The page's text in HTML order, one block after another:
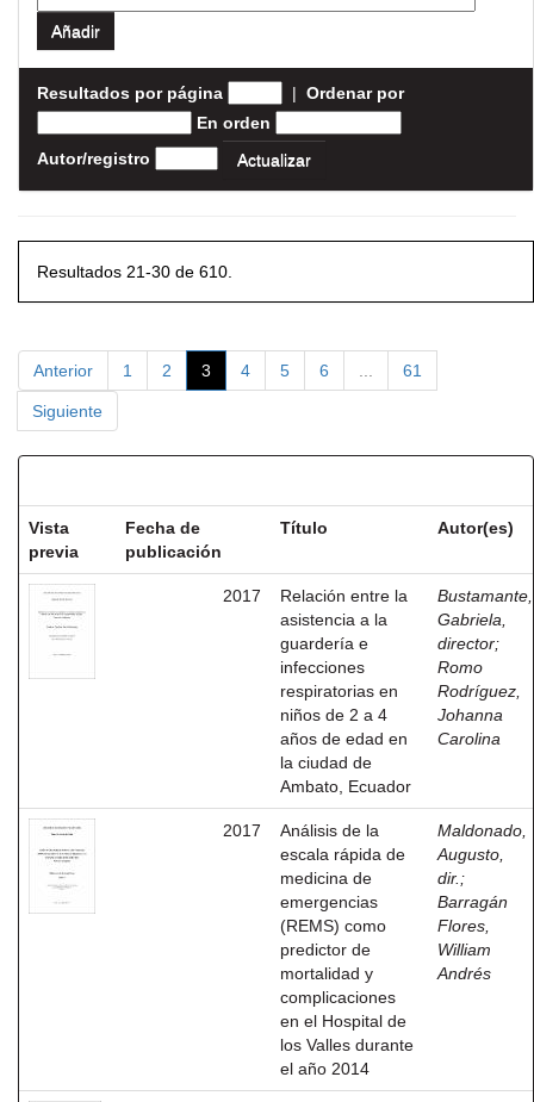
Resultados por página | Ordenar por
En orden
Autor/registro
Resultados 21-30 de 610.
Anterior 1 2 3 4 5 6 61
Siguiente
Vista
previa
Fecha de
publicación
Título Autor(es)
2017
Relación entre la
asistencia a la
guardería e
infecciones
respiratorias en
niños de 2 a 4
años de edad en
la ciudad de
Ambato, Ecuador
Bustamante,
Gabriela,
director;
Romo
Rodríguez,
Johanna
Carolina
2017
Análisis de la
escala rápida de
medicina de
emergencias
(REMS) como
predictor de
mortalidad y
complicaciones
en el Hospital de
los Valles durante
el año 2014
Maldonado,
Augusto,
dir. ;
Barragán
Flores,
William
Andrés